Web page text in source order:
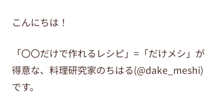
こんにちは！
「〇〇だけで作れるレシピ」=「だけメシ」が
得意な、料理研究家のちはる(@dake_meshi)
です。